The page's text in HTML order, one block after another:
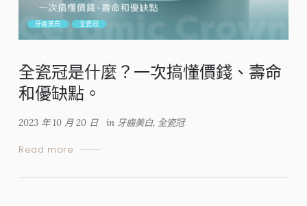
牙齒美白 全瓷冠
全瓷冠是什麼？一次搞懂價錢、壽命
和優缺點。
2023 年 10 月 20 日 in 牙齒美白, 全瓷冠
Read more